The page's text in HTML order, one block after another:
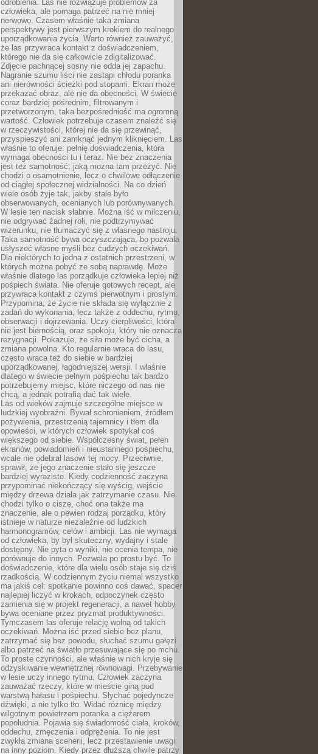
odrobienia. Las nie rozwiązuje problemów za
człowieka, ale pomaga patrzeć na nie mniej
nerwowo. Czasem właśnie taka zmiana
perspektywy jest pierwszym krokiem do realnego
uporządkowania życia. Warto również zauważyć,
że las przywraca kontakt z doświadczeniem,
którego nie da się całkowicie zdigitalizować.
Zdjęcie pachnącej sosny nie odda jej zapachu.
Nagranie szumu liści nie zastąpi chłodu poranka
ani nierówności ścieżki pod stopami. Ekran może
przekazać obraz, ale nie da obecności. W świecie
coraz bardziej pośrednim, filtrowanym i
przetworzonym, taka bezpośredniość ma ogromną
wartość. Człowiek potrzebuje czasem znaleźć się
w rzeczywistości, której nie da się przewinąć,
przyspieszyć ani zamknąć jednym kliknięciem. Las
właśnie to oferuje: pełnię doświadczenia, która
wymaga obecności tu i teraz. Nie bez znaczenia
jest też samotność, jaką można tam przeżyć. Nie
chodzi o osamotnienie, lecz o chwilowe odłączenie
od ciągłej społecznej widzialności. Na co dzień
wiele osób żyje tak, jakby stale było
obserwowanych, ocenianych lub porównywanych.
W lesie ten nacisk słabnie. Można iść w milczeniu,
nie odgrywać żadnej roli, nie podtrzymywać
wizerunku, nie tłumaczyć się z własnego nastroju.
Taka samotność bywa oczyszczająca, bo pozwala
usłyszeć własne myśli bez cudzych oczekiwań.
Dla niektórych to jedna z ostatnich przestrzeni, w
których można pobyć ze sobą naprawdę. Może
właśnie dlatego las porządkuje człowieka lepiej niż
pośpiech świata. Nie oferuje gotowych recept, ale
przywraca kontakt z czymś pierwotnym i prostym.
Przypomina, że życie nie składa się wyłącznie z
zadań do wykonania, lecz także z oddechu, rytmu,
obserwacji i dojrzewania. Uczy cierpliwości, która
nie jest biernością, oraz spokoju, który nie oznacza
rezygnacji. Pokazuje, że siła może być cicha, a
zmiana powolna. Kto regularnie wraca do lasu,
często wraca też do siebie w bardziej
uporządkowanej, łagodniejszej wersji. I właśnie
dlatego w świecie pełnym pośpiechu tak bardzo
potrzebujemy miejsc, które niczego od nas nie
chcą, a jednak potrafią dać tak wiele.
Las od wieków zajmuje szczególne miejsce w
ludzkiej wyobraźni. Bywał schronieniem, źródłem
pożywienia, przestrzenią tajemnicy i tłem dla
opowieści, w których człowiek spotykał coś
większego od siebie. Współczesny świat, pełen
ekranów, powiadomień i nieustannego pośpiechu,
wcale nie odebrał lasowi tej mocy. Przeciwnie,
sprawił, że jego znaczenie stało się jeszcze
bardziej wyraziste. Kiedy codzienność zaczyna
przypominać niekończący się wyścig, wejście
między drzewa działa jak zatrzymanie czasu. Nie
chodzi tylko o ciszę, choć ona także ma
znaczenie, ale o pewien rodzaj porządku, który
istnieje w naturze niezależnie od ludzkich
harmonogramów, celów i ambicji. Las nie wymaga
od człowieka, by był skuteczny, wydajny i stale
dostępny. Nie pyta o wyniki, nie ocenia tempa, nie
porównuje do innych. Pozwala po prostu być. To
doświadczenie, które dla wielu osób staje się dziś
rzadkością. W codziennym życiu niemal wszystko
ma jakiś cel: spotkanie powinno coś dawać, spacer
najlepiej liczyć w krokach, odpoczynek często
zamienia się w projekt regeneracji, a nawet hobby
bywa oceniane przez pryzmat produktywności.
Tymczasem las oferuje relację wolną od takich
oczekiwań. Można iść przed siebie bez planu,
zatrzymać się bez powodu, słuchać szumu gałęzi
albo patrzeć na światło przesuwające się po mchu.
To proste czynności, ale właśnie w nich kryje się
odzyskiwanie wewnętrznej równowagi. Przebywanie
w lesie uczy innego rytmu. Człowiek zaczyna
zauważać rzeczy, które w mieście giną pod
warstwą hałasu i pośpiechu. Słychać pojedyncze
dźwięki, a nie tylko tło. Widać różnicę między
wilgotnym powietrzem poranka a ciężarem
popołudnia. Pojawia się świadomość ciała, kroków,
oddechu, zmęczenia i odprężenia. To nie jest
zwykła zmiana scenerii, lecz przestawienie uwagi
na inny poziom. Kiedy przez dłuższą chwilę patrzy